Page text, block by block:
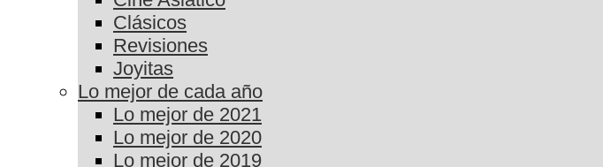
Clásicos
Revisiones
Joyitas
Lo mejor de cada año
Lo mejor de 2021
Lo mejor de 2020
Lo mejor de 2019